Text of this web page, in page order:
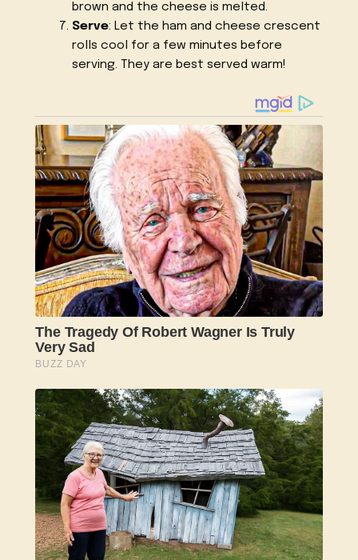
brown and the cheese is melted.
Serve: Let the ham and cheese crescent
rolls cool for a few minutes before
serving. They are best served warm!